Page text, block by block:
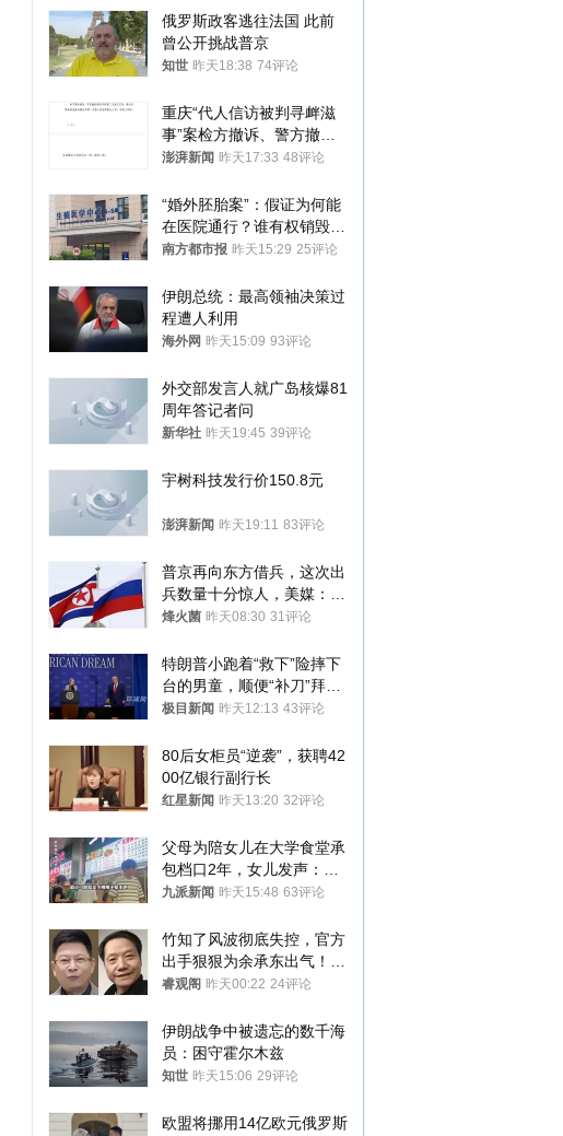
俄罗斯政客逃往法国 此前
曾公开挑战普京
知世 昨天18:38 74评论
重庆“代人信访被判寻衅滋
事”案检方撤诉、警方撤
案，两被告人获国赔
澎湃新闻 昨天17:33 48评论
“婚外胚胎案”：假证为何能
在医院通行？谁有权销毁胚
胎？
南方都市报 昨天15:29 25评论
伊朗总统：最高领袖决策过
程遭人利用
海外网 昨天15:09 93评论
外交部发言人就广岛核爆81
周年答记者问
新华社 昨天19:45 39评论
宇树科技发行价150.8元
澎湃新闻 昨天19:11 83评论
普京再向东方借兵，这次出
兵数量十分惊人，美媒：俄
朝要动真格？
烽火菌 昨天08:30 31评论
特朗普小跑着“救下”险摔下
台的男童，顺便“补刀”拜
登：“我可不想他像拜登一
极目新闻 昨天12:13 43评论
80后女柜员“逆袭”，获聘42
00亿银行副行长
红星新闻 昨天13:20 32评论
父母为陪女儿在大学食堂承
包档口2年，女儿发声：初
衷是为了陪伴，毕业后将不
九派新闻 昨天15:48 63评论
竹知了风波彻底失控，官方
出手狠狠为余承东出气！雷
军果然没说错
睿观阁 昨天00:22 24评论
伊朗战争中被遗忘的数千海
员：困守霍尔木兹
知世 昨天15:06 29评论
欧盟将挪用14亿欧元俄罗斯